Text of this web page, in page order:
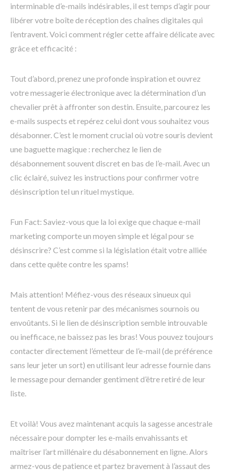
interminable d’e-mails indésirables, il est temps d’agir pour
libérer votre boîte de réception des chaînes digitales qui
l’entravent. Voici comment régler cette affaire délicate avec
grâce et efficacité :
Tout d’abord, prenez une profonde inspiration et ouvrez
votre messagerie électronique avec la détermination d’un
chevalier prêt à affronter son destin. Ensuite, parcourez les
e-mails suspects et repérez celui dont vous souhaitez vous
désabonner. C’est le moment crucial où votre souris devient
une baguette magique : recherchez le lien de
désabonnement souvent discret en bas de l’e-mail. Avec un
clic éclairé, suivez les instructions pour confirmer votre
désinscription tel un rituel mystique.
Fun Fact: Saviez-vous que la loi exige que chaque e-mail
marketing comporte un moyen simple et légal pour se
désinscrire? C’est comme si la législation était votre alliée
dans cette quête contre les spams!
Mais attention! Méfiez-vous des réseaux sinueux qui
tentent de vous retenir par des mécanismes sournois ou
envoûtants. Si le lien de désinscription semble introuvable
ou inefficace, ne baissez pas les bras! Vous pouvez toujours
contacter directement l’émetteur de l’e-mail (de préférence
sans leur jeter un sort) en utilisant leur adresse fournie dans
le message pour demander gentiment d’être retiré de leur
liste.
Et voilà! Vous avez maintenant acquis la sagesse ancestrale
nécessaire pour dompter les e-mails envahissants et
maîtriser l’art millénaire du désabonnement en ligne. Alors
armez-vous de patience et partez bravement à l’assaut des